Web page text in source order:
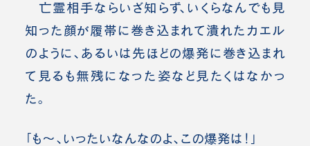
亡霊相手ならいざ知らず、いくらなんでも見
知った顔が履帯に巻き込まれて潰れたカエル
のように、あるいは先ほどの爆発に巻き込まれ
て見るも無残になった姿など見たくはなかっ
た。
「も～、いったいなんなのよ、この爆発は！」